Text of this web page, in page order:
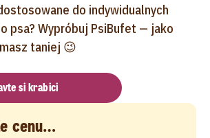
do indywidualnych
psa? Wypróbuj PsiBufet — jako
taniej 😉
si krabici
cenu…